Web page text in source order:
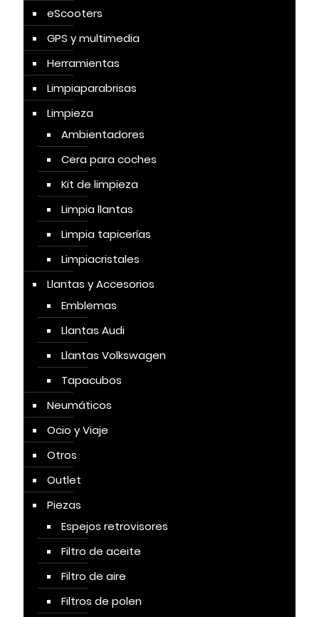
eScooters
GPS y multimedia
Herramientas
Limpiaparabrisas
Limpieza
Ambientadores
Cera para coches
Kit de limpieza
Limpia llantas
Limpia tapicerías
Limpiacristales
Llantas y Accesorios
Emblemas
Llantas Audi
Llantas Volkswagen
Tapacubos
Neumáticos
Ocio y Viaje
Otros
Outlet
Piezas
Espejos retrovisores
Filtro de aceite
Filtro de aire
Filtros de polen